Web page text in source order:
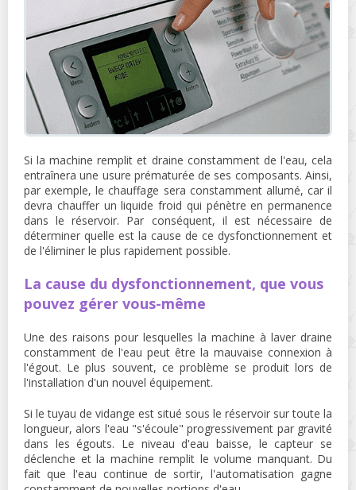
Si la machine remplit et draine constamment de l'eau, cela
entraînera une usure prématurée de ses composants. Ainsi,
par exemple, le chauffage sera constamment allumé, car il
devra chauffer un liquide froid qui pénètre en permanence
dans le réservoir. Par conséquent, il est nécessaire de
déterminer quelle est la cause de ce dysfonctionnement et
de l'éliminer le plus rapidement possible.
La cause du dysfonctionnement, que vous
pouvez gérer vous-même
Une des raisons pour lesquelles la machine à laver draine
constamment de l'eau peut être la mauvaise connexion à
l'égout. Le plus souvent, ce problème se produit lors de
l'installation d'un nouvel équipement.
Si le tuyau de vidange est situé sous le réservoir sur toute la
longueur, alors l'eau "s'écoule" progressivement par gravité
dans les égouts. Le niveau d'eau baisse, le capteur se
déclenche et la machine remplit le volume manquant. Du
fait que l'eau continue de sortir, l'automatisation gagne